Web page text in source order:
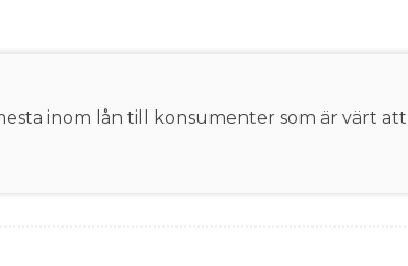
inom lån till konsumenter som är värt